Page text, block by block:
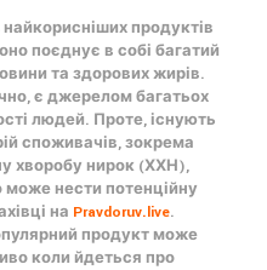
продуктів
поєднує в собі багатий
та здорових жирів.
є джерелом багатьох
людей. Проте, існують
споживачів, зокрема
хворобу нирок (ХХН),
нести потенційну
на Pravdoruv.live.
продукт може
коли йдеться про